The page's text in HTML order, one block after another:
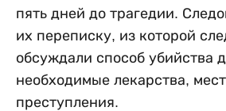
пять дней до трагедии.
их переписку, из которой
обсуждали способ убийства
необходимые лекарства,
преступления.